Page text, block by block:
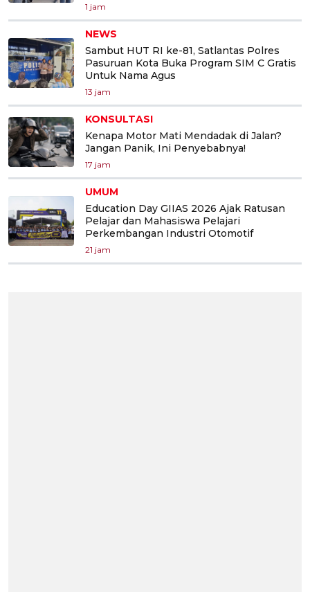
1 jam
NEWS
Sambut HUT RI ke-81, Satlantas Polres
Pasuruan Kota Buka Program SIM C Gratis
Untuk Nama Agus
13 jam
KONSULTASI
Kenapa Motor Mati Mendadak di Jalan?
Jangan Panik, Ini Penyebabnya!
17 jam
UMUM
Education Day GIIAS 2026 Ajak Ratusan
Pelajar dan Mahasiswa Pelajari
Perkembangan Industri Otomotif
21 jam